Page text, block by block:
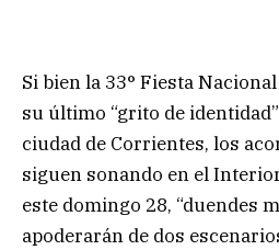
Si bien la 33° Fiesta
su último “grito de
ciudad de Corrientes, los
siguen sonando en el
este domingo 28, “duendes
apoderarán de dos